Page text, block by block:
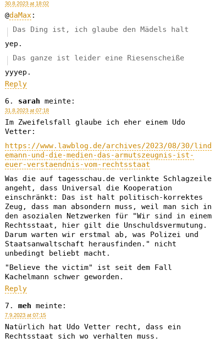
30.8.2023 at 18:02
@daMax:
Das Ding ist, ich glaube den Mädels halt
yep.
Das ganze ist leider eine Riesenscheiße
yyyep.
Reply
sarah meinte:
31.8.2023 at 07:18
Im Zweifelsfall glaube ich eher einem Udo
Vetter:
https://www.lawblog.de/archives/2023/08/30/lind
emann-und-die-medien-das-armutszeugnis-ist-
euer-verstaendnis-vom-rechtsstaat
Was die auf tagesschau.de verlinkte Schlagzeile
angeht, dass Universal die Kooperation
einschränkt: Das ist halt politisch-korrektes
Zeug, dass man absondern muss, weil man sich in
den asozialen Netzwerken für "Wir sind in einem
Rechtsstaat, hier gilt die Unschuldsvermutung.
Darum warten wir erstmal ab, was Polizei und
Staatsanwaltschaft herausfinden." nicht
unbedingt beliebt macht.
"Believe the victim" ist seit dem Fall
Kachelmann schwer geworden.
Reply
meh meinte:
7.9.2023 at 07:15
Natürlich hat Udo Vetter recht, dass ein
Rechtsstaat sich wo verhalten muss.